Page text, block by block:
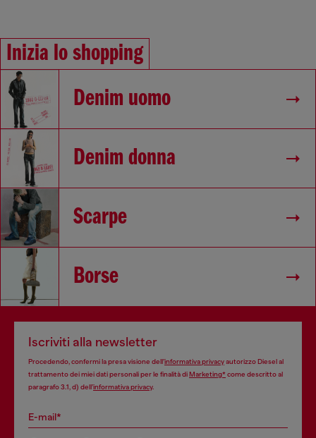
Inizia lo shopping
Denim uomo
Denim donna
Scarpe
Borse
Iscriviti alla newsletter
Procedendo, confermi la presa visione dell’informativa privacyautorizzo Diesel al
trattamento dei miei dati personali per le finalità diMarketing*come descritto al
paragrafo 3.1, d) dell’informativa privacy.
E-mail*